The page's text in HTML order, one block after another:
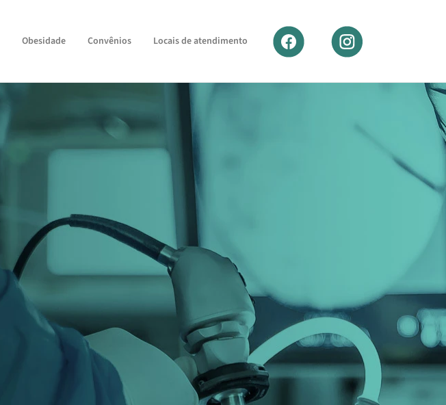
Obesidade Convênios Locais de atendimento